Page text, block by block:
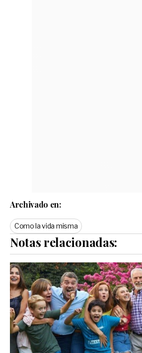
Archivado en:
Como la vida misma
Notas relacionadas: